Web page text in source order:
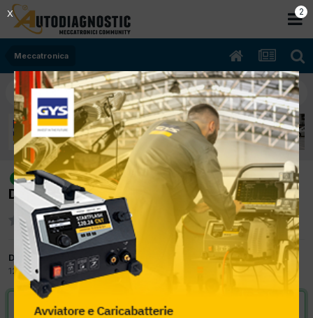
Meccatronica
risolto
[Turan 09/2007 1896cc BLS 77Kw
Diesel] Consigli x smontaggio motore
Da meccanico
12 Gennaio 2013inMeccatronica
VAI ALLA SOLUZIONE
1
X